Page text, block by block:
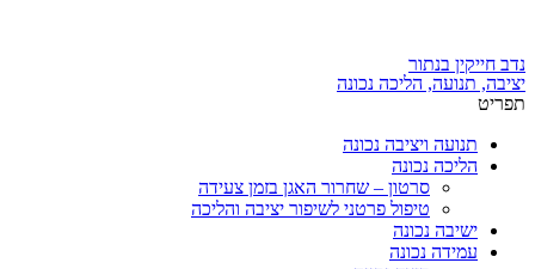
נדב חייקין בנתור
יציבה, תנועה, הליכה נכונה
תפריט
תנועה ויציבה נכונה
הליכה נכונה
סרטון – שחרור האגן בזמן צעידה
טיפול פרטני לשיפור יציבה והליכה
ישיבה נכונה
עמידה נכונה